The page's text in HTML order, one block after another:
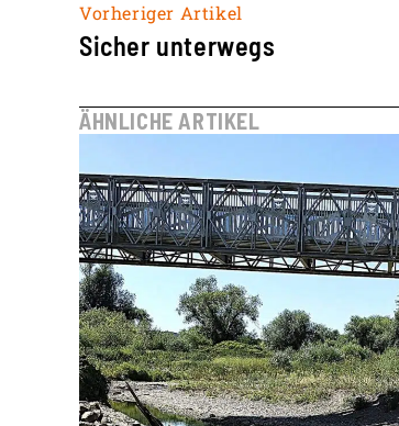
Vorheriger Artikel
Sicher unterwegs
ÄHNLICHE ARTIKEL